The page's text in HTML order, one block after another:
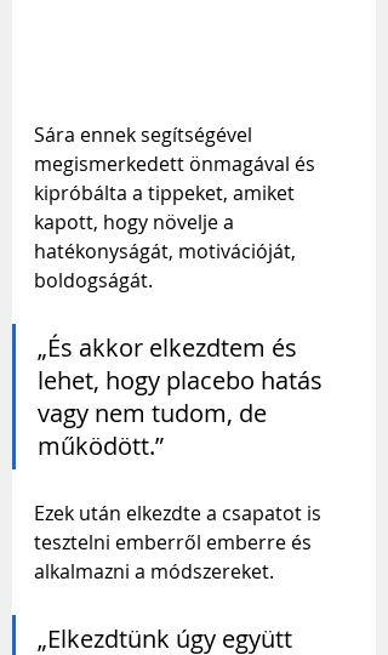
Sára ennek segítségével
megismerkedett önmagával és
kipróbálta a tippeket, amiket
kapott, hogy növelje a
hatékonyságát, motivációját,
boldogságát.
„És akkor elkezdtem és
lehet, hogy placebo hatás
vagy nem tudom, de
működött.”
Ezek után elkezdte a csapatot is
tesztelni emberről emberre és
alkalmazni a módszereket.
„Elkezdtünk úgy együtt